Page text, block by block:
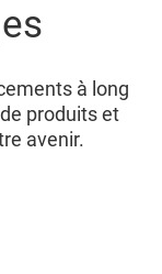
à long
produits et
avenir.